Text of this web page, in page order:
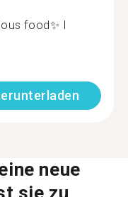
food✨ I
neue
sie zu